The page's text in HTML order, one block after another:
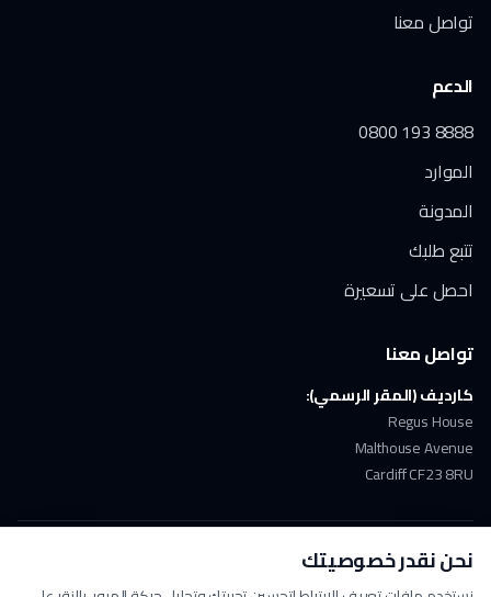
نحن نقدر خصوصيتك
تواصل معنا
الدعم
0800 193 8888
الموارد
المدونة
تتبع طلبك
احصل على تسعيرة
تواصل معنا
كارديف (المقر الرسمي):
Regus House
Malthouse Avenue
Cardiff CF23 8RU
ملتزمون بـ GDPR